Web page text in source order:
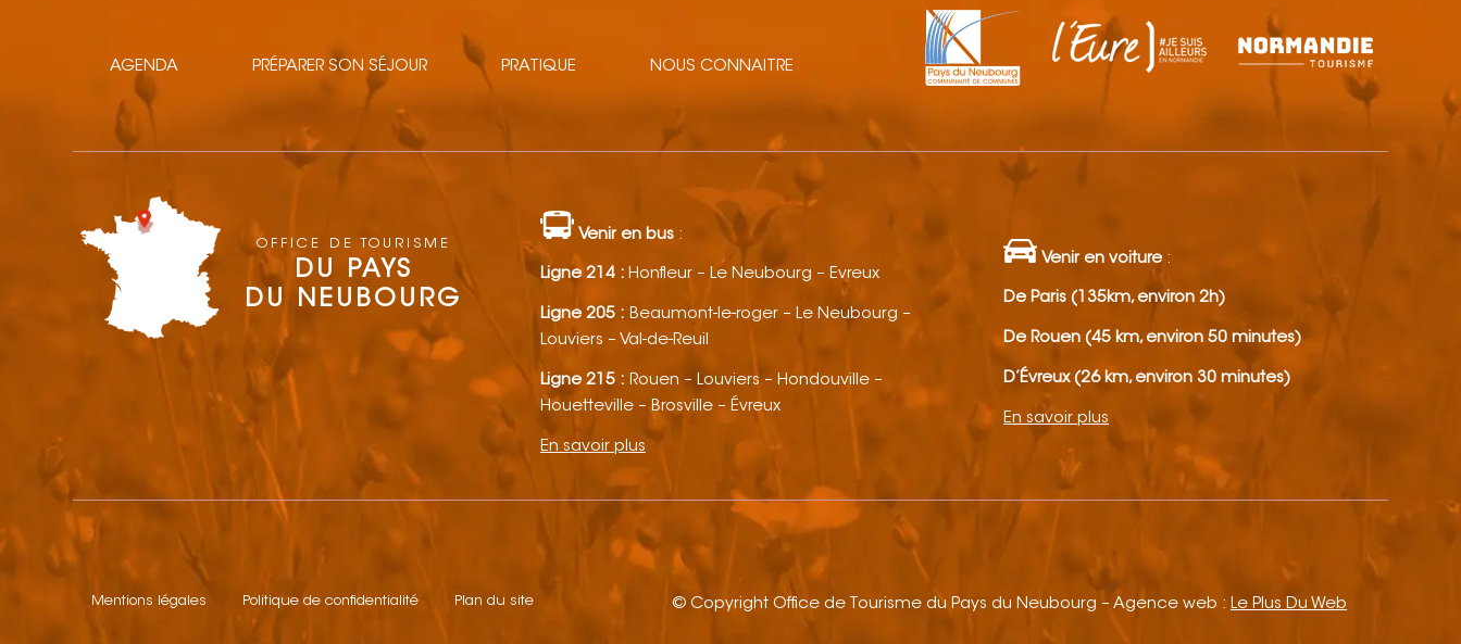
AGENDA PRÉPARER SON SÉJOUR PRATIQUE NOUS CONNAITRE
OFFICE DE TOURISME
DU PAYS
DU NEUBOURG
Venir en bus :
Ligne 214 : Honfleur – Le Neubourg – Evreux
Ligne 205 : Beaumont-le-roger – Le Neubourg –
Louviers – Val-de-Reuil
Ligne 215 : Rouen – Louviers – Hondouville –
Houetteville – Brosville – Évreux
En savoir plus
Venir en voiture :
De Paris (135km, environ 2h)
De Rouen (45 km, environ 50 minutes)
D’Évreux (26 km, environ 30 minutes)
En savoir plus
Mentions légales Politique de confidentialité Plan du site © Copyright Office de Tourisme du Pays du Neubourg – Agence web : Le Plus Du Web